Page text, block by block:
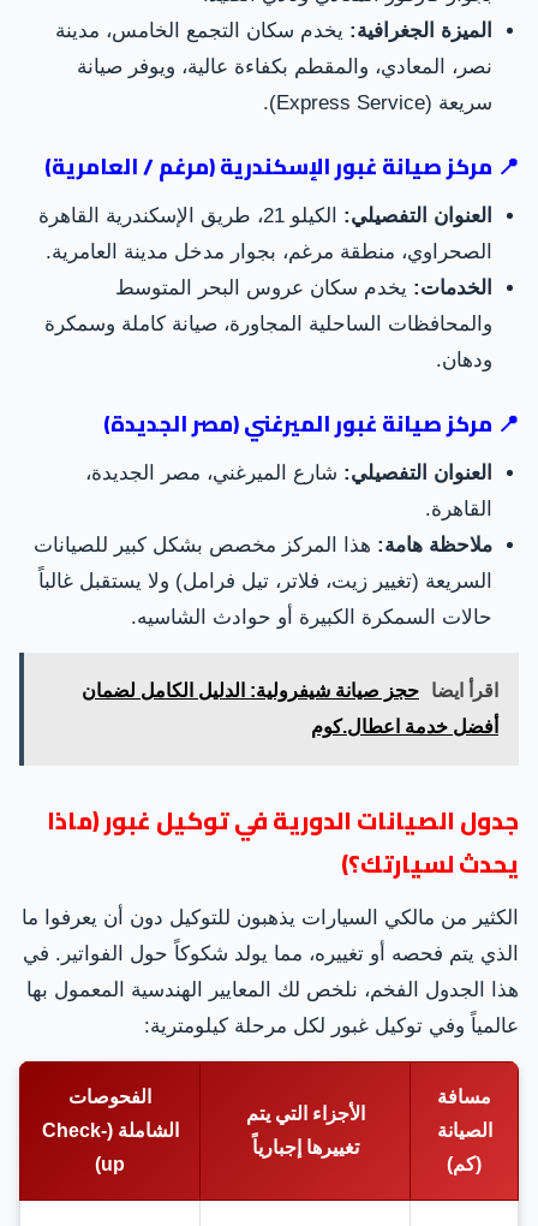
الميزة الجغرافية: يخدم سكان التجمع الخامس، مدينة
نصر، المعادي، والمقطم بكفاءة عالية، ويوفر صيانة
سريعة (Express Service).
📍 مركز صيانة غبور الإسكندرية (مرغم / العامرية)
العنوان التفصيلي:
الكيلو 21، طريق الإسكندرية القاهرة
الصحراوي، منطقة مرغم، بجوار مدخل مدينة العامرية.
الخدمات: يخدم سكان عروس البحر المتوسط
والمحافظات الساحلية المجاورة، صيانة كاملة وسمكرة
ودهان.
📍 مركز صيانة غبور الميرغني (مصر الجديدة)
العنوان التفصيلي: شارع الميرغني، مصر الجديدة،
القاهرة.
ملاحظة هامة: هذا المركز مخصص بشكل كبير للصيانات
السريعة (تغيير زيت، فلاتر، تيل فرامل) ولا يستقبل غالباً
حالات السمكرة الكبيرة أو حوادث الشاسيه.
اقرأ ايضا
حجز صيانة شيفرولية: الدليل الكامل لضمان
أفضل خدمة اعطال.كوم
جدول الصيانات الدورية في توكيل غبور (ماذا
يحدث لسيارتك؟)
الكثير من مالكي السيارات يذهبون للتوكيل دون أن يعرفوا ما
الذي يتم فحصه أو تغييره، مما يولد شكوكاً حول الفواتير. في
هذا الجدول الفخم، نلخص لك المعايير الهندسية المعمول بها
عالمياً وفي توكيل غبور لكل مرحلة كيلومترية:
مسافة
الصيانة
(كم)
الأجزاء التي يتم
تغييرها إجبارياً
الفحوصات
الشاملة (Check-
up)